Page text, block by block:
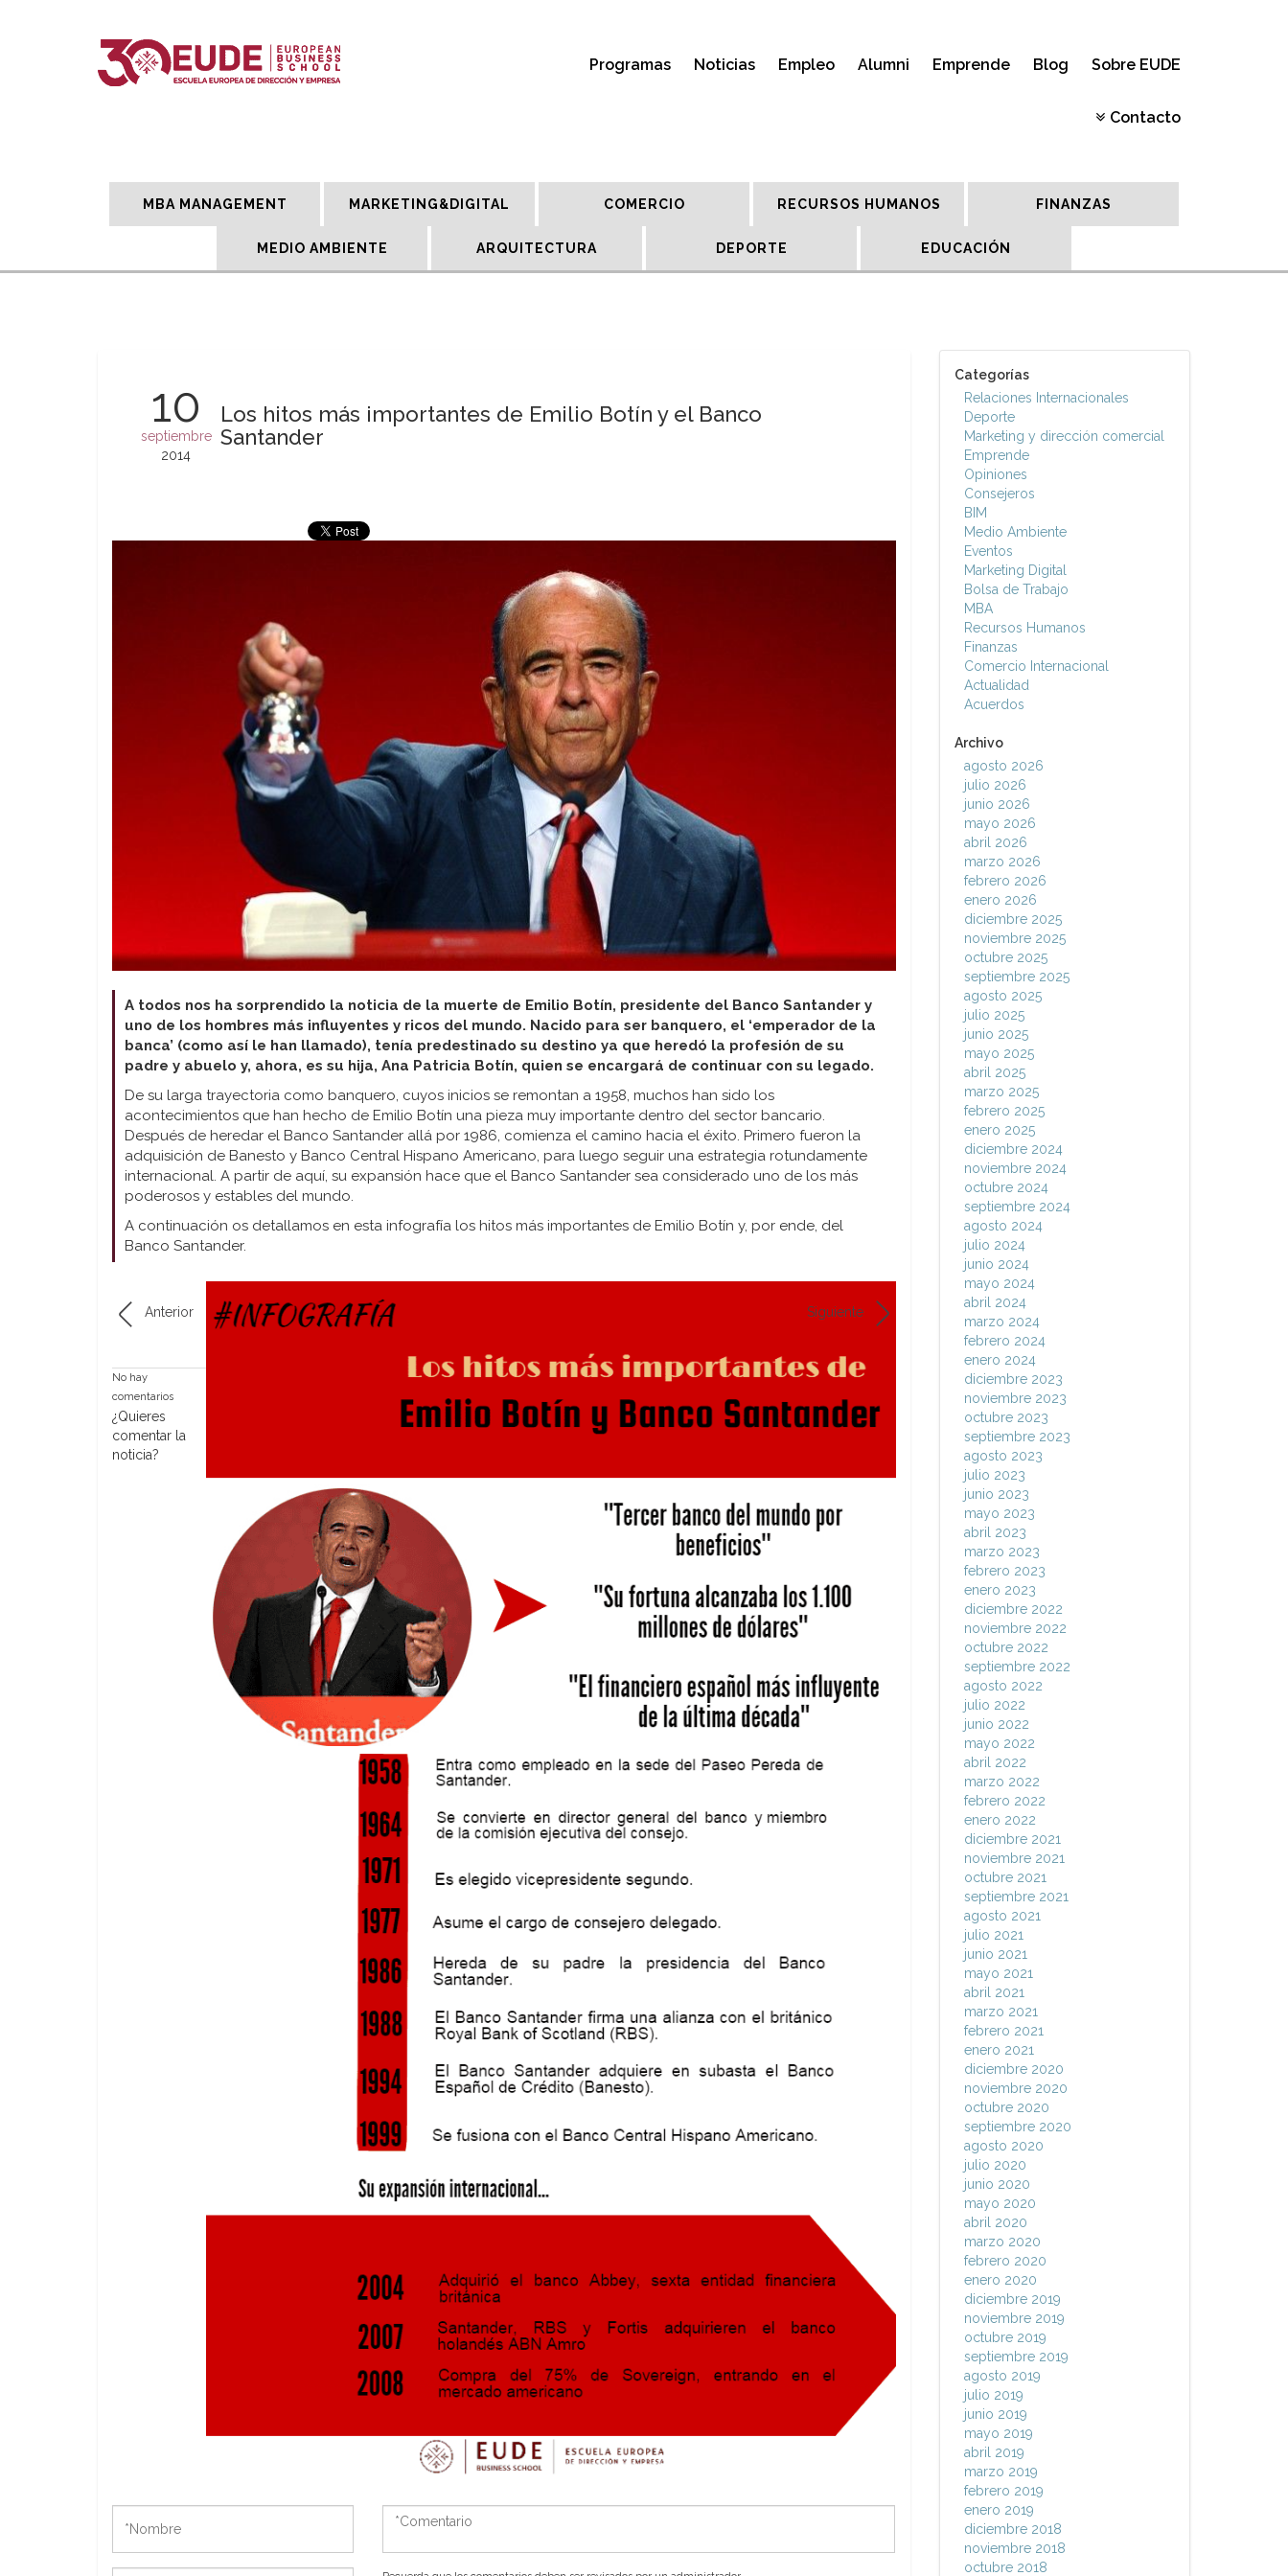
Programas Noticias Empleo Alumni Emprende Blog Sobre EUDE
Contacto
MBA MANAGEMENT MARKETING&DIGITAL COMERCIO RECURSOS HUMANOS FINANZAS
MEDIO AMBIENTE ARQUITECTURA DEPORTE EDUCACIÓN
10
septiembre
2014
Los hitos más importantes de Emilio Botín y el Banco
Santander
A todos nos ha sorprendido la noticia de la muerte de Emilio Botín, presidente del Banco Santander y
uno de los hombres más influyentes y ricos del mundo. Nacido para ser banquero, el ‘emperador de la
banca’ (como así le han llamado), tenía predestinado su destino ya que heredó la profesión de su
padre y abuelo y, ahora, es su hija, Ana Patricia Botín, quien se encargará de continuar con su legado.
De su larga trayectoria como banquero, cuyos inicios se remontan a 1958, muchos han sido los
acontecimientos que han hecho de Emilio Botín una pieza muy importante dentro del sector bancario.
Después de heredar el Banco Santander allá por 1986, comienza el camino hacia el éxito. Primero fueron la
adquisición de Banesto y Banco Central Hispano Americano, para luego seguir una estrategia rotundamente
internacional. A partir de aquí, su expansión hace que el Banco Santander sea considerado uno de los más
poderosos y estables del mundo.
A continuación os detallamos en esta infografía los hitos más importantes de Emilio Botín y, por ende, del
Banco Santander.
Anterior Siguiente
No hay
comentarios
¿Quieres
comentar la
noticia?
*Comentario
Categorías
Relaciones Internacionales
Deporte
Marketing y dirección comercial
Emprende
Opiniones
Consejeros
BIM
Medio Ambiente
Eventos
Marketing Digital
Bolsa de Trabajo
MBA
Recursos Humanos
Finanzas
Comercio Internacional
Actualidad
Acuerdos
Archivo
agosto 2026
julio 2026
junio 2026
mayo 2026
abril 2026
marzo 2026
febrero 2026
enero 2026
diciembre 2025
noviembre 2025
octubre 2025
septiembre 2025
agosto 2025
julio 2025
junio 2025
mayo 2025
abril 2025
marzo 2025
febrero 2025
enero 2025
diciembre 2024
noviembre 2024
octubre 2024
septiembre 2024
agosto 2024
julio 2024
junio 2024
mayo 2024
abril 2024
marzo 2024
febrero 2024
enero 2024
diciembre 2023
noviembre 2023
octubre 2023
septiembre 2023
agosto 2023
julio 2023
junio 2023
mayo 2023
abril 2023
marzo 2023
febrero 2023
enero 2023
diciembre 2022
noviembre 2022
octubre 2022
septiembre 2022
agosto 2022
julio 2022
junio 2022
mayo 2022
abril 2022
marzo 2022
febrero 2022
enero 2022
diciembre 2021
noviembre 2021
octubre 2021
septiembre 2021
agosto 2021
julio 2021
junio 2021
mayo 2021
abril 2021
marzo 2021
febrero 2021
enero 2021
diciembre 2020
noviembre 2020
octubre 2020
septiembre 2020
agosto 2020
julio 2020
junio 2020
mayo 2020
abril 2020
marzo 2020
febrero 2020
enero 2020
diciembre 2019
noviembre 2019
octubre 2019
septiembre 2019
agosto 2019
julio 2019
junio 2019
mayo 2019
abril 2019
marzo 2019
febrero 2019
enero 2019
diciembre 2018
noviembre 2018
octubre 2018